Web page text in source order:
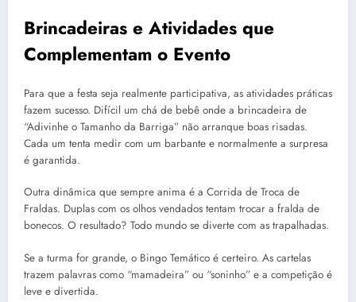
Brincadeiras e Atividades que
Complementam o Evento
Para que a festa seja realmente participativa, as atividades práticas
fazem sucesso. Difícil um chá de bebê onde a brincadeira de
“Adivinhe o Tamanho da Barriga” não arranque boas risadas.
Cada um tenta medir com um barbante e normalmente a surpresa
é garantida.
Outra dinâmica que sempre anima é a Corrida de Troca de
Fraldas. Duplas com os olhos vendados tentam trocar a fralda de
bonecos. O resultado? Todo mundo se diverte com as trapalhadas.
Se a turma for grande, o Bingo Temático é certeiro. As cartelas
trazem palavras como “mamadeira” ou “soninho” e a competição é
leve e divertida.